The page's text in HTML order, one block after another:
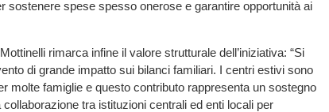
sostenere spese spesso onerose e garantire opportunità ai
rimarca infine il valore strutturale dell’iniziativa: “Si
di grande impatto sui bilanci familiari. I centri estivi sono
molte famiglie e questo contributo rappresenta un sostegno
collaborazione tra istituzioni centrali ed enti locali per